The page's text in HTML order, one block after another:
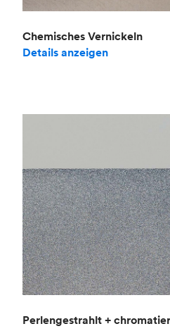
Chemisches Vernickeln
Details anzeigen
Perlengestrahlt +